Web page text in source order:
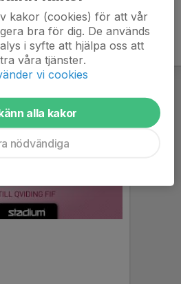
kakor (cookies) för att vår
bra för dig. De används
i syfte att hjälpa oss att
våra tjänster.
vi cookies
alla kakor
nödvändiga